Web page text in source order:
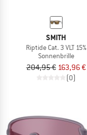
SMITH
Riptide Cat. 3 VLT 15%
Sonnenbrille
204,95 € 163,96 €
(0)